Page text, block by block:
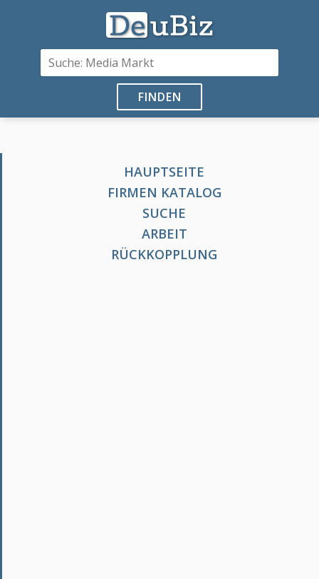
FINDEN
HAUPTSEITE
FIRMEN KATALOG
SUCHE
ARBEIT
RÜCKKOPPLUNG